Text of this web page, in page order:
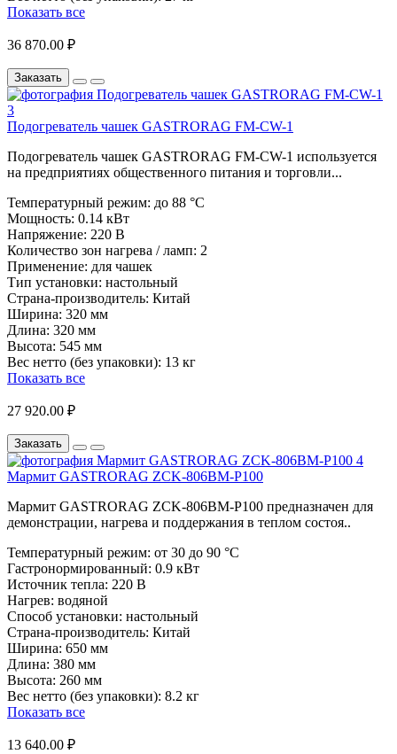
Показать все
36 870.00 ₽
Заказать
Подогреватель чашек GASTRORAG FM-CW-1
Подогреватель чашек GASTRORAG FM-CW-1 используется
на предприятиях общественного питания и торговли...
Температурный режим: до 88 °C
Мощность: 0.14 кВт
Напряжение: 220 В
Количество зон нагрева / ламп: 2
Применение: для чашек
Тип установки: настольный
Страна-производитель: Китай
Ширина: 320 мм
Длина: 320 мм
Высота: 545 мм
Вес нетто (без упаковки): 13 кг
Показать все
27 920.00 ₽
Заказать
Мармит GASTRORAG ZCK-806BM-P100
Мармит GASTRORAG ZCK-806BM-P100 предназначен для
демонстрации, нагрева и поддержания в теплом состоя..
Температурный режим: от 30 до 90 °C
Гастронормированный: 0.9 кВт
Источник тепла: 220 В
Нагрев: водяной
Способ установки: настольный
Страна-производитель: Китай
Ширина: 650 мм
Длина: 380 мм
Высота: 260 мм
Вес нетто (без упаковки): 8.2 кг
Показать все
13 640.00 ₽